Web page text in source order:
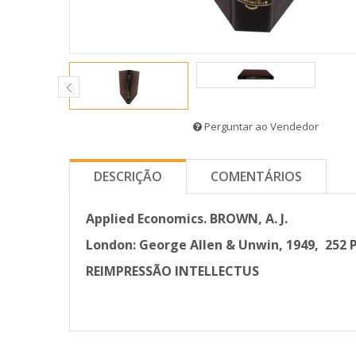
Perguntar ao Vendedor
DESCRIÇÃO COMENTÁRIOS
Applied Economics. BROWN, A. J.
London: George Allen & Unwin, 1949, 252
REIMPRESSÃO INTELLECTUS